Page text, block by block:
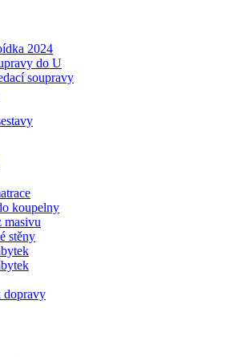
2024
do U
soupravy
koupelny
masivu
stěny
dopravy